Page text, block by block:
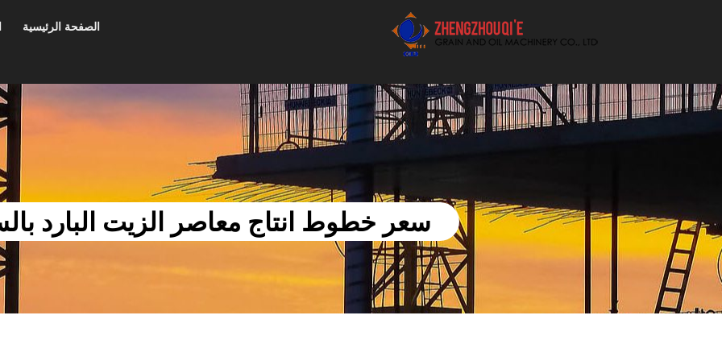
أفضل بيع آلة الزيوت النباتية الموردون
الصفحة الرئيسية
سعر خطوط انتاج معاصر الزيت البارد